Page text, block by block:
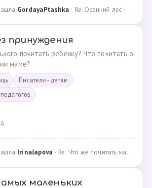
GordayaPtashka · Re: Осенний лес · 05.05.2022
принуждения
почитать ребёнку? Что почитать о
маме?
Писатели - детям
Irinalapova · Re: Что же почитать маме о правильном воспитании ре? · 23.02.2025
маленьких